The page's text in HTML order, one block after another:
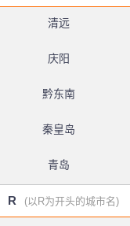
清远
庆阳
黔东南
秦皇岛
青岛
R (以R为开头的城市名)